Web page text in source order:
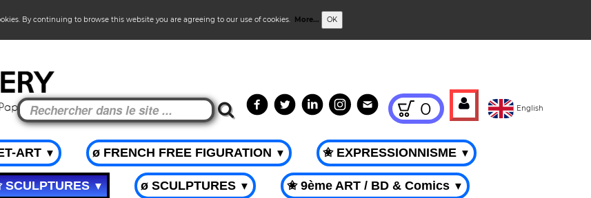
By continuing to browse this website you are agreeing to our use of cookies. More... OK
0 English
ART ▼ ø FRENCH FREE FIGURATION ▼ ✬ EXPRESSIONNISME ▼
SCULPTURES▼ ø SCULPTURES ▼ ✬ 9ème ART / BD & Comics ▼